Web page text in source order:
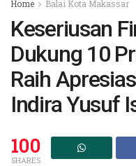
Home Balai Kota Makassar
Keseriusan
Dukung 10
Raih
Indira Yusuf
100
SHARES